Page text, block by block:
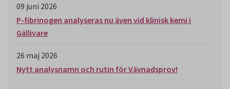
09 juni 2026
P-fibrinogen analyseras nu även vid klinisk kemi i
Gällivare
26 maj 2026
Nytt analysnamn och rutin för Vävnadsprov!